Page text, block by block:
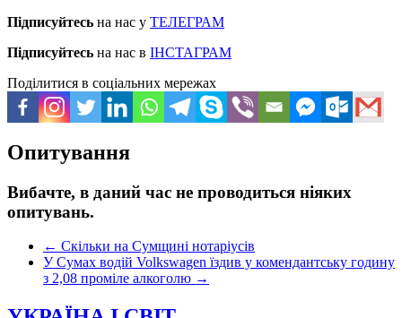
Підписуйтесь на нас у ТЕЛЕГРАМ
Підписуйтесь на нас в ІНСТАГРАМ
Поділитися в соціальних мережах
Опитування
Вибачте, в даний час не проводиться ніяких
опитувань.
← Скільки на Сумщині нотаріусів
У Сумах водій Volkswagen їздив у комендантську годину
з 2,08 проміле алкоголю →